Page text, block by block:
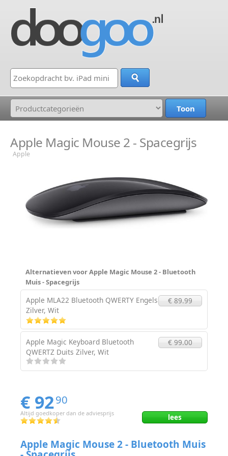
Apple Magic Mouse 2 - Spacegrijs
Apple
Alternatieven voor Apple Magic Mouse 2 - Bluetooth
Muis - Spacegrijs
Apple MLA22 Bluetooth QWERTY Engels
Zilver, Wit
€ 89.99
Apple Magic Keyboard Bluetooth
QWERTZ Duits Zilver, Wit
€ 99.00
€ 9290
Altijd goedkoper dan de adviesprijs lees
Apple Magic Mouse 2 - Bluetooth Muis